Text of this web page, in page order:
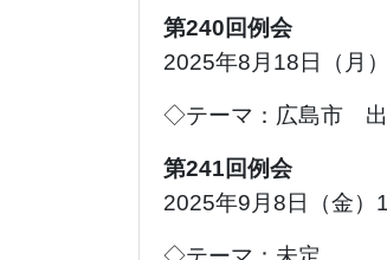
第240回例会
2025年8月18日（月
◇テーマ：広島市
第241回例会
2025年9月8日（金）